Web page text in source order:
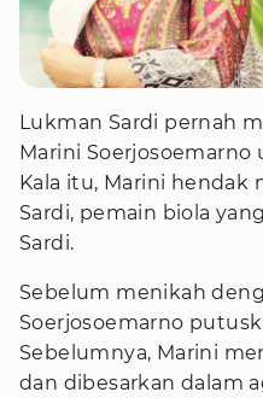
Lukman Sardi pernah
Marini
Kala itu, Marini hendak
Sardi, pemain biola
Sardi.
Sebelum menikah
Soerjosoemarno
Sebelumnya, Marini
dan dibesarkan dalam